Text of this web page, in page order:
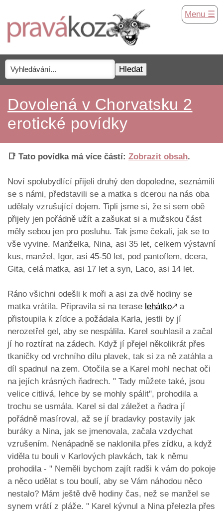
Menu ☰
Dovolená v Chorvatsku 2
erotické povídky
📑 Tato povídka má více částí: Zobrazit obsah.
Noví spolubydlící přijeli druhý den dopoledne, seznámili
se s námi, představili se a matka s dcerou na nás oba
udělaly vzrušující dojem. Tipli jsme si, že si sem obě
přijely jen pořádně užít a zašukat si a mužskou část
měly sebou jen pro posluhu. Tak jsme čekali, jak se to
vše vyvine. Manželka, Nina, asi 35 let, celkem výstavní
kus, manžel, Igor, asi 45-50 let, pod pantoflem, dcera,
Gita, celá matka, asi 17 let a syn, Laco, asi 14 let.
Ráno všichni odešli k moři a asi za dvě hodiny se
matka vrátila. Připravila si na terase lehátko🡕 a
přistoupila k zídce a požádala Karla, jestli by jí
nerozetřel gel, aby se nespálila. Karel souhlasil a začal
jí ho roztírat na zádech. Když jí přejel několikrát přes
tkaničky od vrchního dílu plavek, tak si za ně zatáhla a
díl spadnul na zem. Otočila se a Karel mohl nechat oči
na jejích krásných ňadrech. " Tady můžete také, jsou
velice citlivá, lehce by se mohly spálit", prohodila a
trochu se usmála. Karel si dal záležet a ňadra jí
pořádně masíroval, až se jí bradavky postavily jak
buráky a Nina, jak se jmenovala, začala vzdychat
vzrušením. Nenápadně se naklonila přes zídku, a když
viděla tu bouli v Karlových plavkách, tak k němu
prohodila - " Neměli bychom zajít radši k vám do pokoje
a něco udělat s tou boulí, aby se Vám náhodou něco
nestalo? Mám ještě dvě hodiny čas, než se manžel se
synem vrátí z pláže. " Karel kývnul a Nina přelezla přes